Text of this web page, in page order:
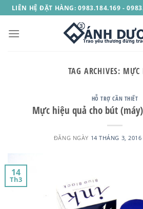
Skip
to
content
LIÊN HỆ ĐẶT HÀNG: 0983.184.169 -
TAG ARCHIVES: MỰC
HỖ TRỢ CẦN THIẾT
Mực hiệu quả cho bút
ĐĂNG NGÀY 14 THÁNG 3, 2016
14
Th3